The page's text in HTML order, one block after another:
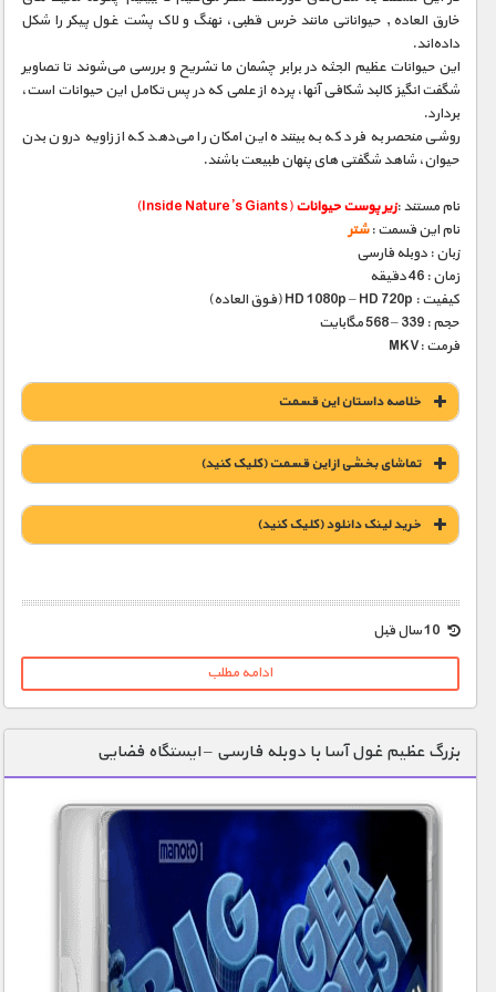
خارق‌ العاده , حیواناتی مانند خرس قطبی، نهنگ و لاک‌‌ پشت غول‌‌ پیکر را شکل
داده‌‌اند.
این حیوانات عظیم‌‌ الجثه در برابر چشمان ما تشریح و بررسی می‌شوند تا تصاویر
شگفت‌‌ انگیز کالبد شکافی آنها، پرده از علمی که در پس تکامل این حیوانات است،
بردارد.
روشی منحصر به‌ فرد که به بیننده این امکان را می‌دهد که از زاویه‌‌ درون بدن
حیوان، شاهد شگفتی‌‌ های پنهان طبیعت باشند.
نام مستند :زیر پوست حیوانات(Inside Nature’s Giants)
نام این قسمت :شتر
زبان : دوبله فارسی
زمان : 46 دقیقه
کیفیت : HD 1080p – HD 720p (فوق العاده)
حجم : 339 – 568 مگابایت
فرمت :MKV
خلاصه داستان این قسمت
تماشای بخشی از این قسمت (کلیک کنید)
خريد لينک دانلود (کليک کنيد)
1900 تومان – خريد لينک دانلود (افزودن به سبد خريد)
ادامه مطلب
بزرگ عظیم غول آسا با دوبله فارسی – ایستگاه فضایی